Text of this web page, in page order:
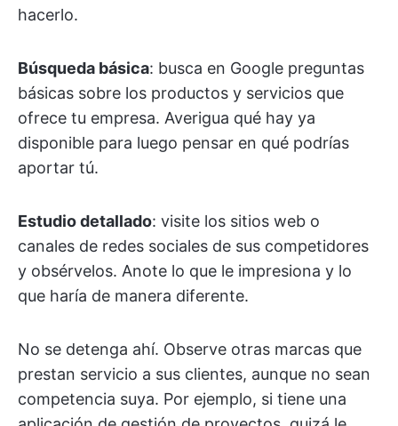
hacerlo.
Búsqueda básica: busca en Google preguntas
básicas sobre los productos y servicios que
ofrece tu empresa. Averigua qué hay ya
disponible para luego pensar en qué podrías
aportar tú.
Estudio detallado: visite los sitios web o
canales de redes sociales de sus competidores
y obsérvelos. Anote lo que le impresiona y lo
que haría de manera diferente.
No se detenga ahí. Observe otras marcas que
prestan servicio a sus clientes, aunque no sean
competencia suya. Por ejemplo, si tiene una